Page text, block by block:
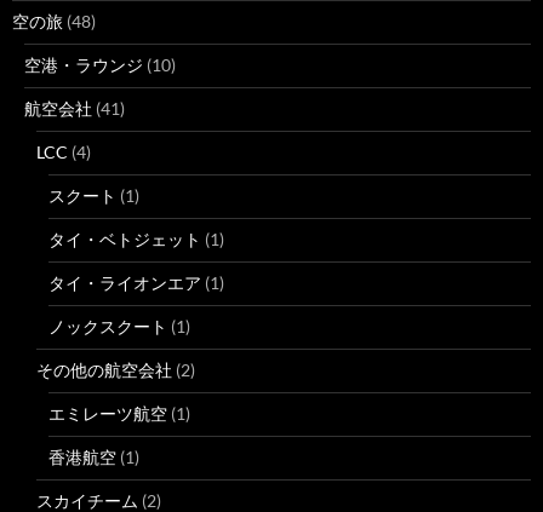
空の旅 (48)
空港・ラウンジ (10)
航空会社 (41)
LCC (4)
スクート (1)
タイ・ベトジェット (1)
タイ・ライオンエア (1)
ノックスクート (1)
その他の航空会社 (2)
エミレーツ航空 (1)
香港航空 (1)
スカイチーム (2)